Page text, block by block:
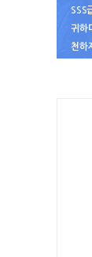
SSS
귀하
천하